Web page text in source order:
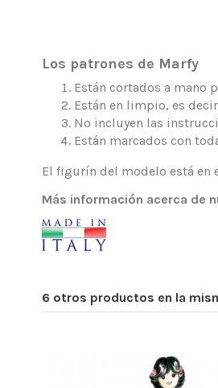
Los patrones de Marfy
Están cortados a mano
Están en limpio, es
No incluyen las
Están marcados con
El figurín del modelo está en
Más información acerca de
6 otros productos en la